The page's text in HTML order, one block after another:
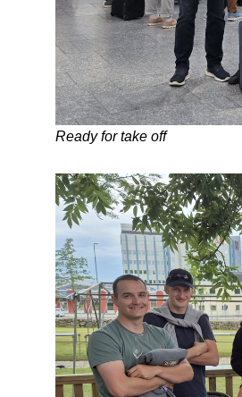
Ready for take off